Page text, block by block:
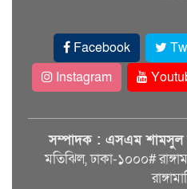
Facebook
Instagram
সম্পাদক : এসএম
মতিঝিল, ঢাকা-১০০০#